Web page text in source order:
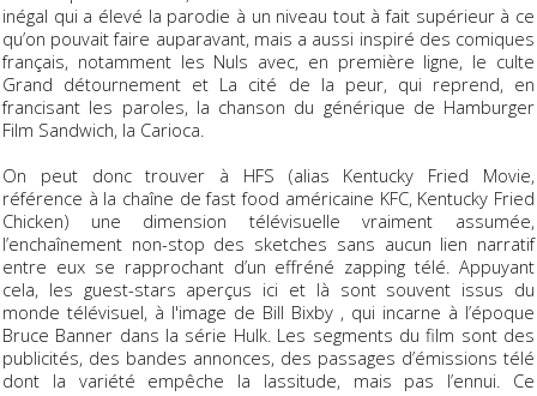
inégal qui a élevé la parodie à un niveau tout à fait supérieur à ce
qu’on pouvait faire auparavant, mais a aussi inspiré des comiques
français, notamment les Nuls avec, en première ligne, le culte
Grand détournement et La cité de la peur, qui reprend, en
francisant les paroles, la chanson du générique de Hamburger
Film Sandwich, la Carioca.
On peut donc trouver à HFS (alias Kentucky Fried Movie,
référence à la chaîne de fast food américaine KFC, Kentucky Fried
Chicken) une dimension télévisuelle vraiment assumée,
l’enchaînement non-stop des sketches sans aucun lien narratif
entre eux se rapprochant d’un effréné zapping télé. Appuyant
cela, les guest-stars aperçus ici et là sont souvent issus du
monde télévisuel, à l'image de Bill Bixby , qui incarne à l’époque
Bruce Banner dans la série Hulk. Les segments du film sont des
publicités, des bandes annonces, des passages d’émissions télé
dont la variété empêche la lassitude, mais pas l’ennui. Ce